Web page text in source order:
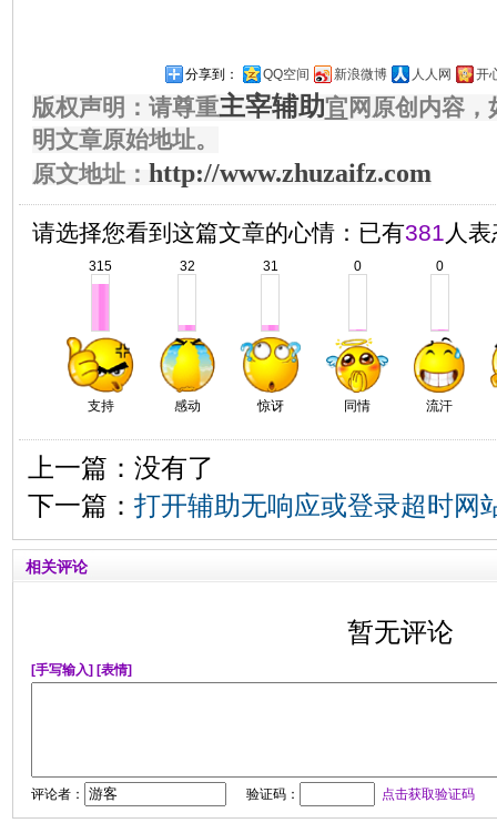
分享到： QQ空间 新浪微博 人人网 开
版权声明：请尊重主宰辅助官 网原创内容
明文章原始地址。
原文地址： http://www.zhuzaifz.com
请选择您看到这篇文章的心情：已有381 人
315
支持
32
感动
31
惊讶
0
同情
0
流汗
上一篇：没有了
下一篇： 打开辅助无响应或登录超时网
相关评论
暂无评论
[手写输入] [表情]
评论者： 验证码： 点击获取验证码